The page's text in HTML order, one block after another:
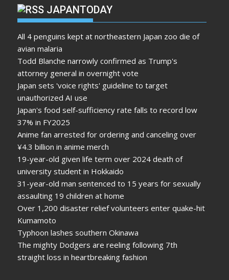
JAPANTODAY
All 4 penguins kept at northeastern Japan zoo die of
avian malaria
Todd Blanche narrowly confirmed as Trump's
attorney general in overnight vote
Japan sets 'voice rights' guideline to target
unauthorized AI use
Japan's food self-sufficiency rate falls to record low
37% in FY2025
Anime fan arrested for ordering and canceling over
¥4.3 billion in anime merch
19-year-old given life term over 2024 death of
university student in Hokkaido
31-year-old man sentenced to 15 years for sexually
assaulting 19 children at home
Over 1,200 disaster relief volunteers enter quake-hit
Kumamoto
Typhoon lashes southern Okinawa
The mighty Dodgers are reeling following 7th
straight loss in heartbreaking fashion